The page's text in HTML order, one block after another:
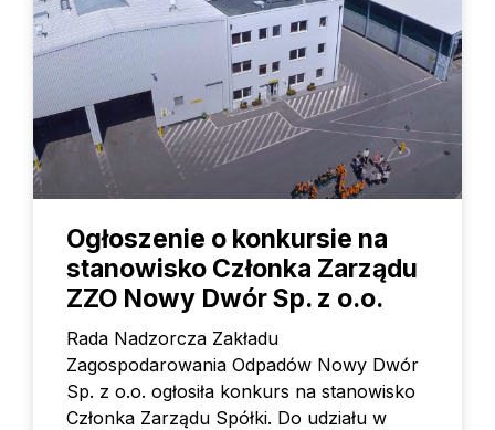
Ogłoszenie o konkursie na
stanowisko Członka Zarządu
ZZO Nowy Dwór Sp. z o.o.
Rada Nadzorcza Zakładu
Zagospodarowania Odpadów Nowy Dwór
Sp. z o.o. ogłosiła konkurs na stanowisko
Członka Zarządu Spółki. Do udziału w